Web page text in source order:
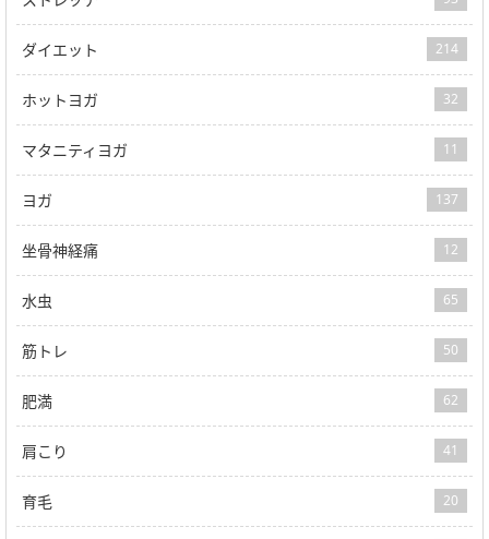
ダイエット 214
ホットヨガ 32
マタニティヨガ 11
ヨガ 137
坐骨神経痛 12
水虫 65
筋トレ 50
肥満 62
肩こり 41
育毛 20